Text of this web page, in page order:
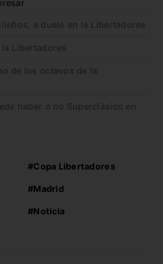
a duelo en la Libertadores
la Libertadores
de los octavos de la
haber o no Superclásico en
#Copa Libertadores
#Madrid
#Noticia